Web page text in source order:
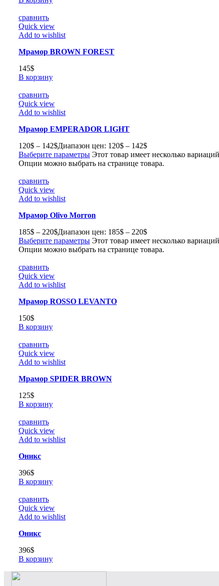
сравнить
Quick view
Add to wishlist
Мрамор BROWN FOREST
145$
В корзину
сравнить
Quick view
Add to wishlist
Мрамор EMPERADOR LIGHT
120$ – 142$Диапазон цен: 120$ – 142$
Выберите параметры Этот товар имеет несколько
Опции можно выбрать на странице товара.
сравнить
Quick view
Add to wishlist
Мрамор Olivo Morron
185$ – 220$Диапазон цен: 185$ – 220$
Выберите параметры Этот товар имеет несколько
Опции можно выбрать на странице товара.
сравнить
Quick view
Add to wishlist
Мрамор ROSSO LEVANTO
150$
В корзину
сравнить
Quick view
Add to wishlist
Мрамор SPIDER BROWN
125$
В корзину
сравнить
Quick view
Add to wishlist
Оникс
396$
В корзину
сравнить
Quick view
Add to wishlist
Оникс
396$
В корзину